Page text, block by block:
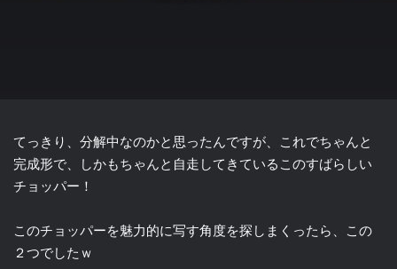
てっきり、分解中なのかと思ったんですが、これでちゃんと
完成形で、しかもちゃんと自走してきているこのすばらしい
チョッパー！
このチョッパーを魅力的に写す角度を探しまくったら、この
２つでしたｗ